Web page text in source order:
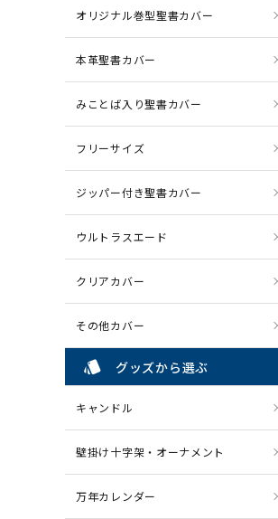
オリジナル巻型聖書カバー
本革聖書カバー
みことば入り聖書カバー
フリーサイズ
ジッパー付き聖書カバー
ウルトラスエード
クリアカバー
その他カバー
style グッズから選ぶ
キャンドル
壁掛け十字架・オーナメント
万年カレンダー